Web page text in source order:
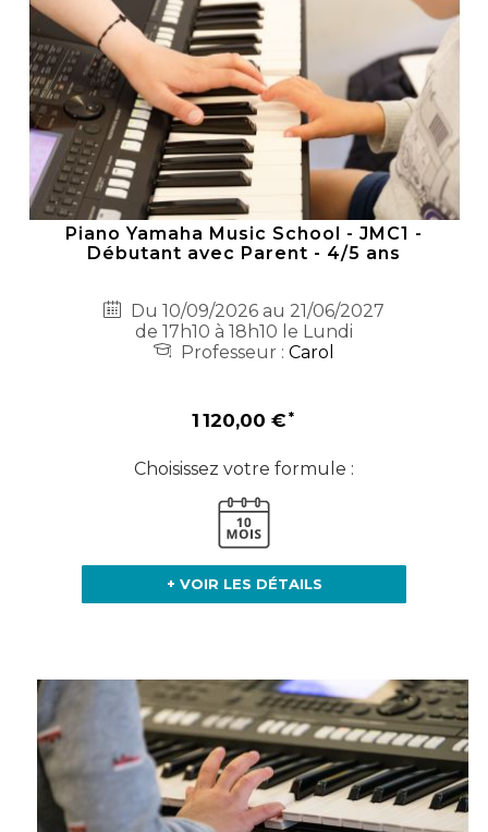
Piano Yamaha Music School - JMC1 -
Débutant avec Parent - 4/5 ans
Du 10/09/2026 au 21/06/2027
de 17h10 à 18h10 le Lundi
Professeur : Carol
1 120,00 €
Choisissez votre formule :
+ VOIR LES DÉTAILS